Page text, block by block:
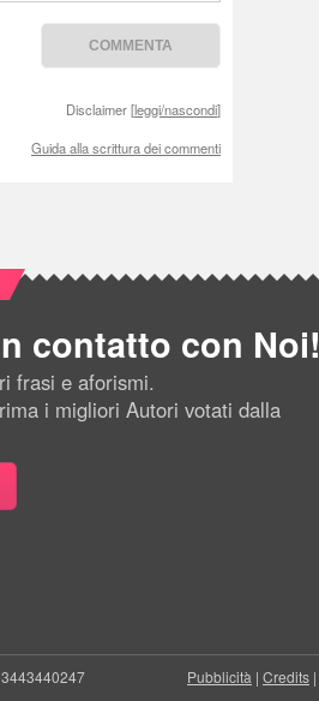
Disclaimer [leggi/nascondi]
Guida alla scrittura dei commenti
contatto con Noi!
frasi e aforismi.
i migliori Autori votati dalla
Pubblicità | Credits |